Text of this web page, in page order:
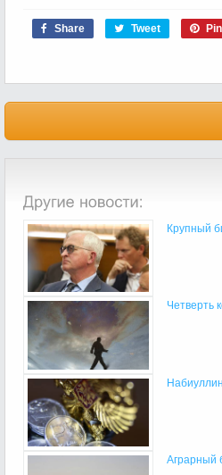
Share Tweet
Крупный
Четверть
Аграрный